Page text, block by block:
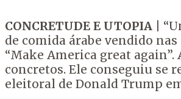
CONCRETUDE E UTOPIA |
de comida árabe vendido
“Make America great
concretos. Ele conseguiu se
eleitoral de Donald Trump